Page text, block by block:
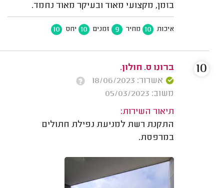
בזמן, מקצועי מאוד ובעיקר מאוד נחמד.
איכות 10 מחיר 9 זמנים 10 יחס 10
ברונו ס. חולון.
אשרור: 18/06/2023
משוב: 05/03/2023
תיאור השירות:
התקנת רשת למניעת נפילת חתולים
במרפסת.
10